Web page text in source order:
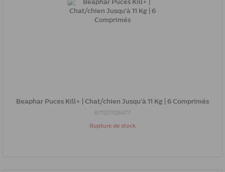
Beaphar Puces Kill+ | Chat/chien Jusqu'à 11 Kg | 6 Comprimés
8711231126477
Rupture de stock